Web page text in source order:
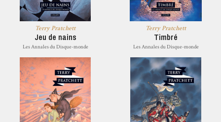
Terry Pratchett
Jeu de nains
Les Annales du Disque-monde
Terry Pratchett
Timbré
Les Annales du Disque-monde